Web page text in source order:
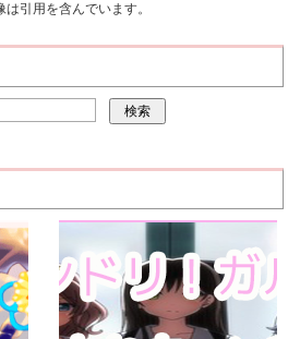
引用を含んでいます。